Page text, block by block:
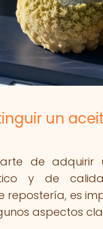
un
de adquirir
y de
repostería, es
aspectos